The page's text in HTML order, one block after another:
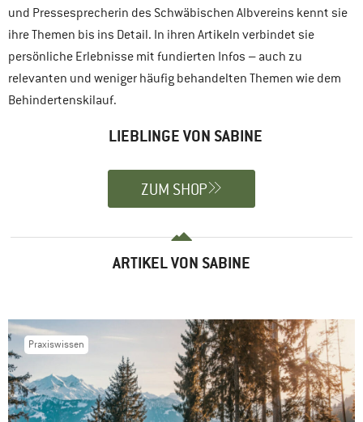
und Pressesprecherin des Schwäbischen Albvereins kennt sie
ihre Themen bis ins Detail. In ihren Artikeln verbindet sie
persönliche Erlebnisse mit fundierten Infos – auch zu
relevanten und weniger häufig behandelten Themen wie dem
Behindertenskilauf.
LIEBLINGE VON SABINE
ZUM SHOP
ARTIKEL VON SABINE
Praxiswissen